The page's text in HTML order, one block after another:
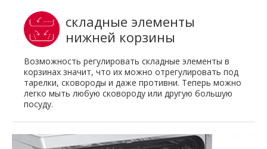
складные элементы
нижней корзины
Возможность регулировать складные элементы в
корзинах значит, что их можно отрегулировать под
тарелки, сковороды и даже противни. Теперь можно
легко мыть любую сковороду или другую большую
посуду.